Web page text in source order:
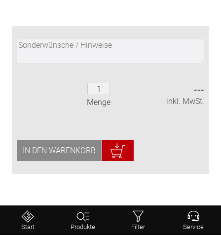
Menge
---
inkl. MwSt.
IN DEN WARENKORB
Start Produkte Filter Service